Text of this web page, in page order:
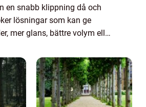
en snabb klippning då och
lösningar som kan ge
mer glans, bättre volym eller
kännas överväldigande.